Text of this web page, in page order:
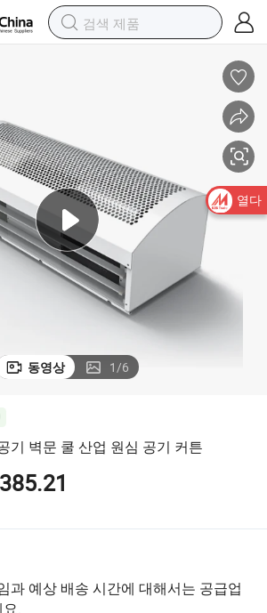
동영상 1/6
기 벽문 쿨 산업 원심 공기 커튼
과 예상 배송 시간에 대해서는 공급업
.
열다